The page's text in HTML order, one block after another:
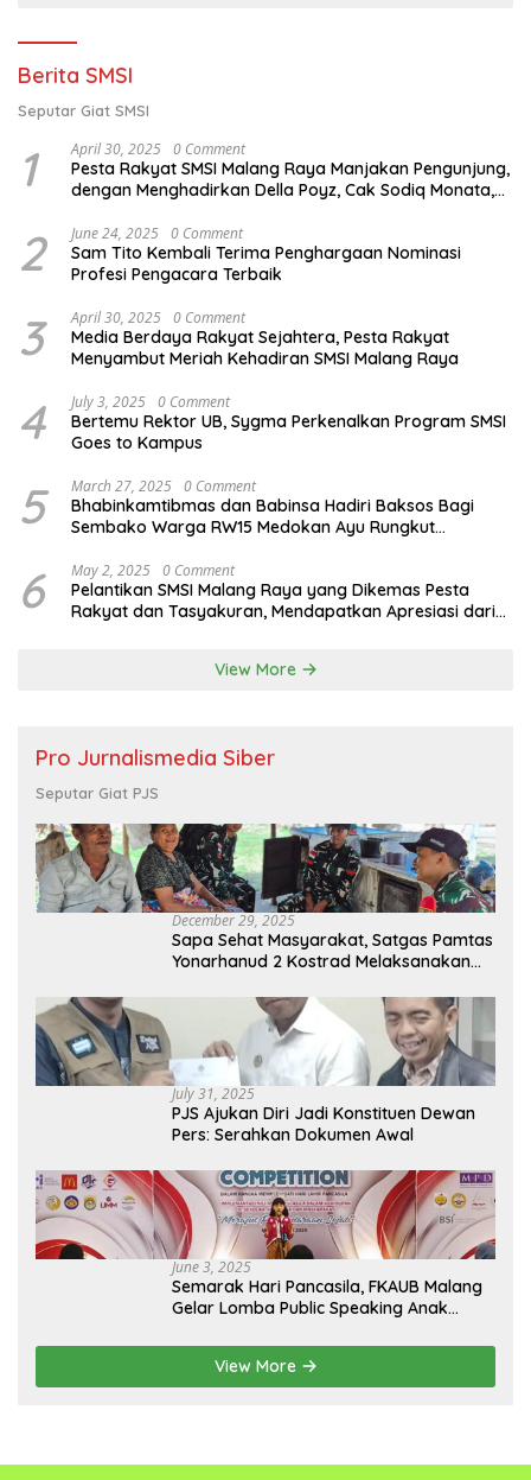
Berita SMSI
Seputar Giat SMSI
1 April 30, 2025 0 Comment
Pesta Rakyat SMSI Malang Raya Manjakan Pengunjung,
dengan Menghadirkan Della Poyz, Cak Sodiq Monata,
2 June 24, 2025 0 Comment
Sam Tito Kembali Terima Penghargaan Nominasi
Profesi Pengacara Terbaik
3 April 30, 2025 0 Comment
Media Berdaya Rakyat Sejahtera, Pesta Rakyat
Menyambut Meriah Kehadiran SMSI Malang Raya
4 July 3, 2025 0 Comment
Bertemu Rektor UB, Sygma Perkenalkan Program SMSI
Goes to Kampus
5 March 27, 2025 0 Comment
Bhabinkamtibmas dan Babinsa Hadiri Baksos Bagi
Sembako Warga RW15 Medokan Ayu Rungkut
6 May 2, 2025 0 Comment
Pelantikan SMSI Malang Raya yang Dikemas Pesta
Rakyat dan Tasyakuran, Mendapatkan Apresiasi dari
View More
Pro Jurnalismedia Siber
Seputar Giat PJS
December 29, 2025
Sapa Sehat Masyarakat, Satgas Pamtas
Yonarhanud 2 Kostrad Melaksanakan
July 31, 2025
PJS Ajukan Diri Jadi Konstituen Dewan
Pers: Serahkan Dokumen Awal
June 3, 2025
Semarak Hari Pancasila, FKAUB Malang
Gelar Lomba Public Speaking Anak
Pancasila
View More